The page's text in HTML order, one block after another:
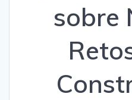
sobre